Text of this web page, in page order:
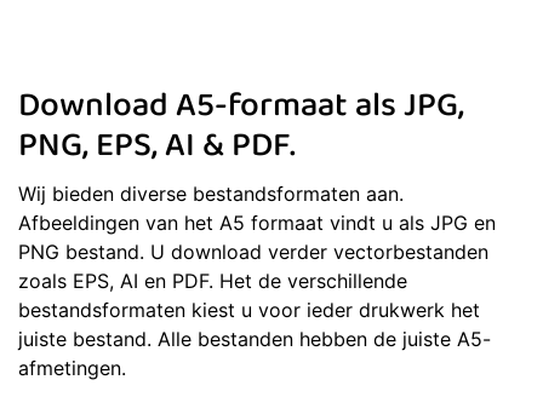
Download A5-formaatals JPG,
PNG, EPS, AI & PDF.
Wij bieden diverse bestandsformaten aan.
Afbeeldingen van het A5 formaat vindt u als JPG en
PNG bestand. U download verder vectorbestanden
zoals EPS, AI en PDF. Het de verschillende
bestandsformaten kiest u voor ieder drukwerk het
juiste bestand. Alle bestanden hebben de juiste A5-
afmetingen.